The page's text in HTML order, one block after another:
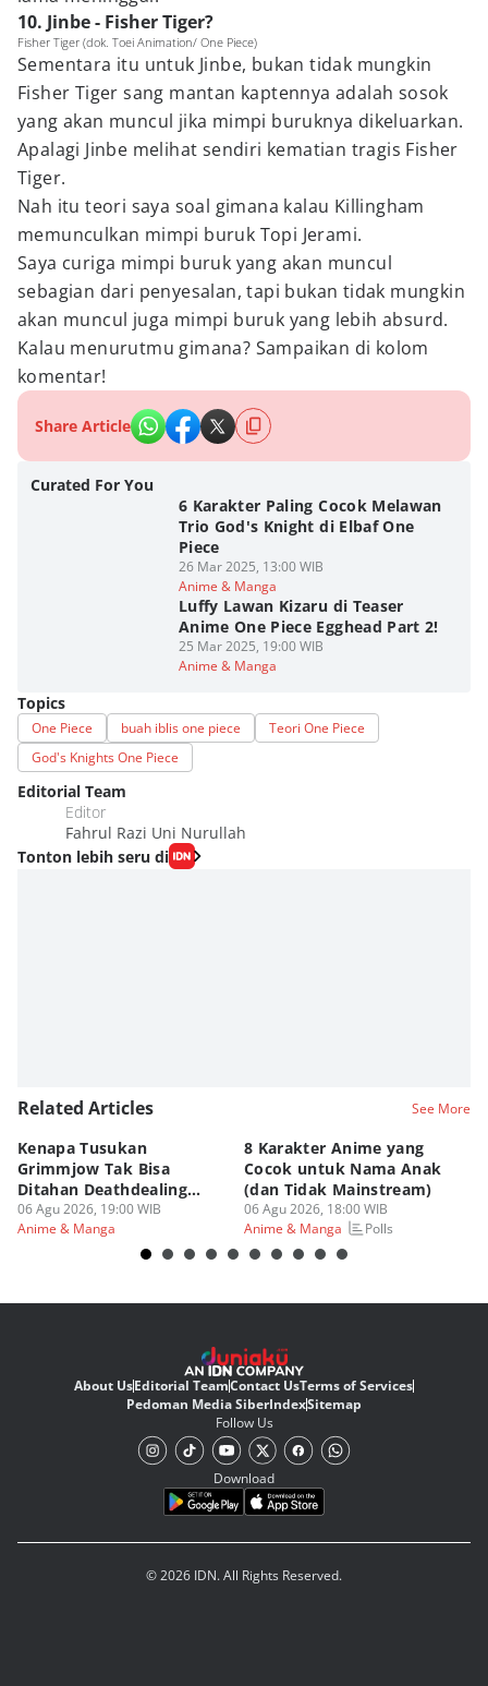
10. Jinbe - Fisher Tiger?
Fisher Tiger (dok. Toei Animation/ One Piece)
Sementara itu untuk Jinbe, bukan tidak mungkin
Fisher Tiger sang mantan kaptennya adalah sosok
yang akan muncul jika mimpi buruknya dikeluarkan.
Apalagi Jinbe melihat sendiri kematian tragis Fisher
Tiger.
Nah itu teori saya soal gimana kalau Killingham
memunculkan mimpi buruk Topi Jerami.
Saya curiga mimpi buruk yang akan muncul
sebagian dari penyesalan, tapi bukan tidak mungkin
akan muncul juga mimpi buruk yang lebih absurd.
Kalau menurutmu gimana? Sampaikan di kolom
komentar!
Share Article
Curated For You
6 Karakter Paling Cocok Melawan
Trio God's Knight di Elbaf One
Piece
26 Mar 2025, 13:00 WIB
Anime & Manga
Luffy Lawan Kizaru di Teaser
Anime One Piece Egghead Part 2!
25 Mar 2025, 19:00 WIB
Anime & Manga
Topics
One Piece buah iblis one piece
Teori One Piece
God's Knights One Piece
Editorial Team
Editor
Fahrul Razi Uni Nurullah
Tonton lebih seru di
Related Articles See More
Kenapa Tusukan
Grimmjow Tak Bisa
Ditahan Deathdealing
Askin Bleach?
06 Agu 2026, 19:00 WIB
Anime & Manga
8 Karakter Anime yang
Cocok untuk Nama Anak
(dan Tidak Mainstream)
06 Agu 2026, 18:00 WIB
Anime & Manga
Polls
About UsEditorial TeamContact UsTerms of Services
Pedoman Media SiberIndexSitemap
Follow Us
Download
© 2026 IDN. All Rights Reserved.